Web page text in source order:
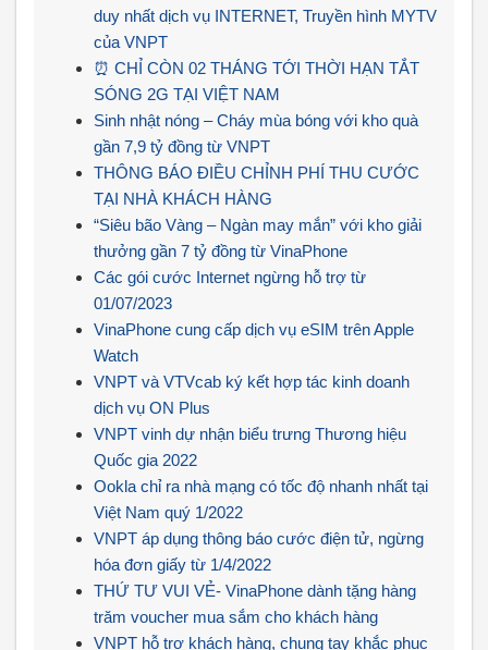
duy nhất dịch vụ INTERNET, Truyền hình MYTV
của VNPT
⏰ CHỈ CÒN 02 THÁNG TỚI THỜI HẠN TẮT
SÓNG 2G TẠI VIỆT NAM
Sinh nhật nóng – Cháy mùa bóng với kho quà
gần 7,9 tỷ đồng từ VNPT
THÔNG BÁO ĐIỀU CHỈNH PHÍ THU CƯỚC
TẠI NHÀ KHÁCH HÀNG
“Siêu bão Vàng – Ngàn may mắn” với kho giải
thưởng gần 7 tỷ đồng từ VinaPhone
Các gói cước Internet ngừng hỗ trợ từ
01/07/2023
VinaPhone cung cấp dịch vụ eSIM trên Apple
Watch
VNPT và VTVcab ký kết hợp tác kinh doanh
dịch vụ ON Plus
VNPT vinh dự nhận biểu trưng Thương hiệu
Quốc gia 2022
Ookla chỉ ra nhà mạng có tốc độ nhanh nhất tại
Việt Nam quý 1/2022
VNPT áp dụng thông báo cước điện tử, ngừng
hóa đơn giấy từ 1/4/2022
THỨ TƯ VUI VẺ- VinaPhone dành tặng hàng
trăm voucher mua sắm cho khách hàng
VNPT hỗ trợ khách hàng, chung tay khắc phục